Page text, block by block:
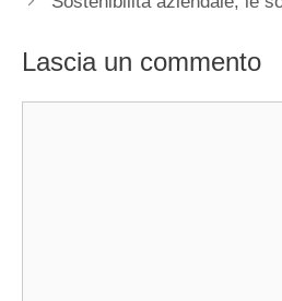
Lascia un commento